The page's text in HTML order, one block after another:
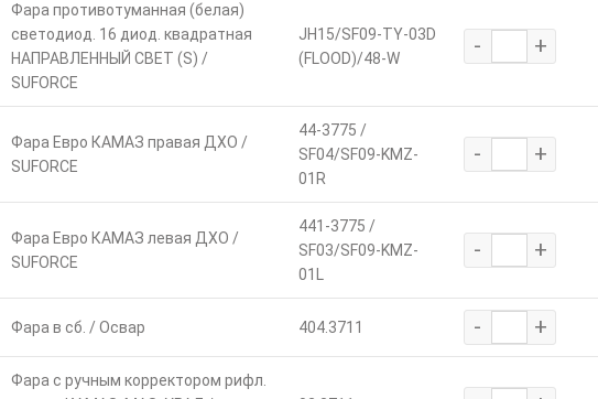
Фара противотуманная (белая)
светодиод. 16 диод. квадратная
НАПРАВЛЕННЫЙ СВЕТ (S) /
SUFORCE
JH15/SF09-TY-03D
(FLOOD)/48-W
- +
Фара Евро КАМАЗ правая ДХО /
SUFORCE
44-3775 /
SF04/SF09-KMZ-
01R
- +
Фара Евро КАМАЗ левая ДХО /
SUFORCE
441-3775 /
SF03/SF09-KMZ-
01L
- +
Фара в сб. / Освар 404.3711 - +
Фара с ручным корректором рифл.